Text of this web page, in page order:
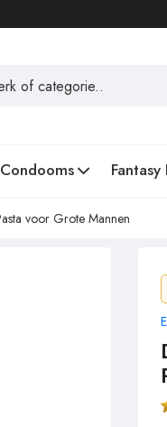
Condooms
voor Grote Mannen